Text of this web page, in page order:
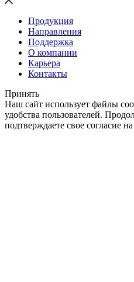
Продукция
Направления
Поддержка
О компании
Карьера
Контакты
Принять
Наш сайт использует файлы
удобства пользователей.
подтверждаете свое согласие